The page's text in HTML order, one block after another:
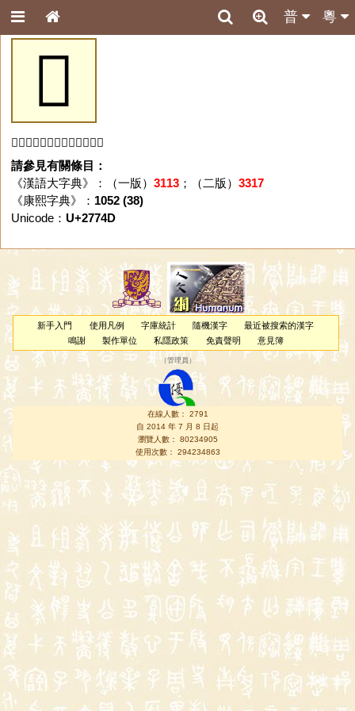
粵
普
𧝍
「𧝍」字未收錄於本資料庫。
請參見有關條目：
《漢語大字典》：（一版） 3113；（二版） 3317
《康熙字典》： 1052 (38)
Unicode： U+2774D
新手入門 使用凡例 字庫統計 隨機漢字
最近被搜索的漢字
鳴謝
製作單位 私隱政策 免責聲明 意見簿
（管理員 ）
在線人數： 2791
自 2014 年 7 月 8 日起
瀏覽人數： 80234905
使用次數： 294234863